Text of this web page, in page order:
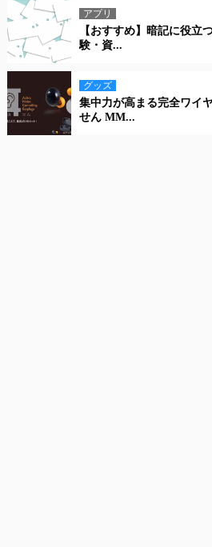
アプリ
【おすすめ】暗記に役立
験・資...
グッズ
集中力が高まる完全ワイ
せん MM...